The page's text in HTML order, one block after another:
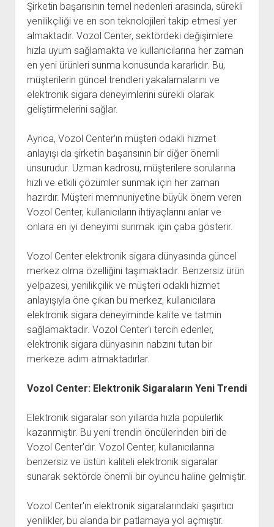
Şirketin başarısının temel nedenleri arasında, sürekli
yenilikçiliği ve en son teknolojileri takip etmesi yer
almaktadır. Vozol Center, sektördeki değişimlere
hızla uyum sağlamakta ve kullanıcılarına her zaman
en yeni ürünleri sunma konusunda kararlıdır. Bu,
müşterilerin güncel trendleri yakalamalarını ve
elektronik sigara deneyimlerini sürekli olarak
geliştirmelerini sağlar.
Ayrıca, Vozol Center'ın müşteri odaklı hizmet
anlayışı da şirketin başarısının bir diğer önemli
unsurudur. Uzman kadrosu, müşterilere sorularına
hızlı ve etkili çözümler sunmak için her zaman
hazırdır. Müşteri memnuniyetine büyük önem veren
Vozol Center, kullanıcıların ihtiyaçlarını anlar ve
onlara en iyi deneyimi sunmak için çaba gösterir.
Vozol Center elektronik sigara dünyasında güncel
merkez olma özelliğini taşımaktadır. Benzersiz ürün
yelpazesi, yenilikçilik ve müşteri odaklı hizmet
anlayışıyla öne çıkan bu merkez, kullanıcılara
elektronik sigara deneyiminde kalite ve tatmin
sağlamaktadır. Vozol Center'ı tercih edenler,
elektronik sigara dünyasının nabzını tutan bir
merkeze adım atmaktadırlar.
Vozol Center: Elektronik Sigaraların Yeni Trendi
Elektronik sigaralar son yıllarda hızla popülerlik
kazanmıştır. Bu yeni trendin öncülerinden biri de
Vozol Center'dır. Vozol Center, kullanıcılarına
benzersiz ve üstün kaliteli elektronik sigaralar
sunarak sektörde önemli bir oyuncu haline gelmiştir.
Vozol Center'ın elektronik sigaralarındaki şaşırtıcı
yenilikler, bu alanda bir patlamaya yol açmıştır.